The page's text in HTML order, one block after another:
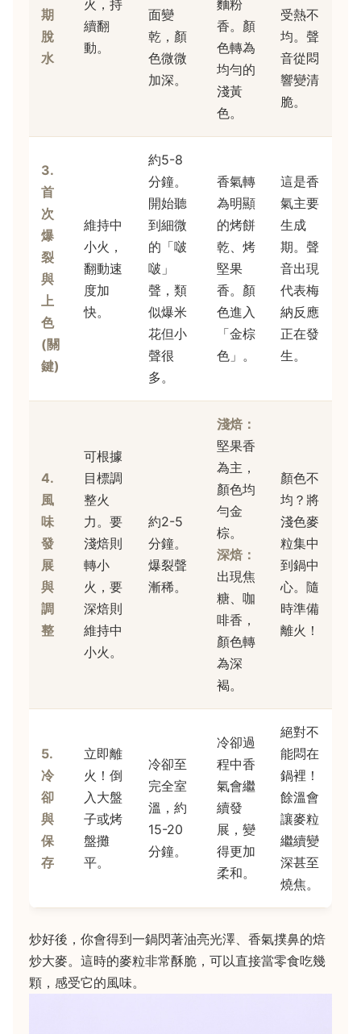
期
脫
水
火，持
續翻
動。
面變
乾，顏
色微微
加深。
麵粉
香。顏
色轉為
均勻的
淺黃
色。
受熱不
均。聲
音從悶
響變清
脆。
3.
首
次
爆
裂
與
上
色
(關
鍵)
維持中
小火，
翻動速
度加
快。
約5-8
分鐘。
開始聽
到細微
的「啵
啵」
聲，類
似爆米
花但小
聲很
多。
香氣轉
為明顯
的烤餅
乾、烤
堅果
香。顏
色進入
「金棕
色」。
這是香
氣主要
生成
期。聲
音出現
代表梅
納反應
正在發
生。
4.
風
味
發
展
與
調
整
可根據
目標調
整火
力。要
淺焙則
轉小
火，要
深焙則
維持中
小火。
約2-5
分鐘。
爆裂聲
漸稀。
淺焙：
堅果香
為主，
顏色均
勻金
棕。
深焙：
出現焦
糖、咖
啡香，
顏色轉
為深
褐。
顏色不
均？將
淺色麥
粒集中
到鍋中
心。隨
時準備
離火！
5.
冷
卻
與
保
存
立即離
火！倒
入大盤
子或烤
盤攤
平。
冷卻至
完全室
溫，約
15-20
分鐘。
冷卻過
程中香
氣會繼
續發
展，變
得更加
柔和。
絕對不
能悶在
鍋裡！
餘溫會
讓麥粒
繼續變
深甚至
燒焦。
炒好後，你會得到一鍋閃著油亮光澤、香氣撲鼻的焙
炒大麥。這時的麥粒非常酥脆，可以直接當零食吃幾
顆，感受它的風味。